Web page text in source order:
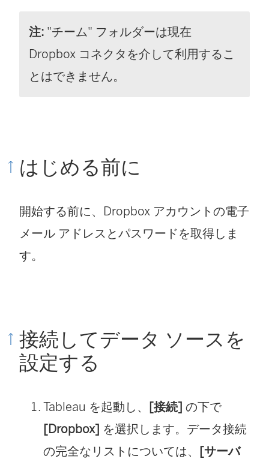
注: "チーム" フォルダーは現在
Dropbox コネクタを介して利用するこ
とはできません。
はじめる前に
開始する前に、Dropbox アカウントの電子
メール アドレスとパスワードを取得しま
す。
接続してデータ ソースを
設定する
Tableau を起動し、 [接続] の下で
[Dropbox] を選択します。データ接続
の完全なリストについては、 [サーバ